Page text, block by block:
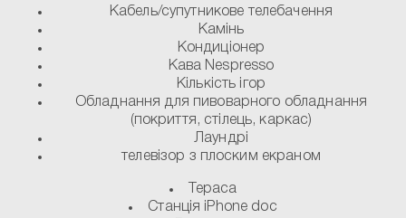
Кабель/супутникове телебачення
Камінь
Кондиціонер
Кава Nespresso
Кількість ігор
Обладнання для пивоварного обладнання
(покриття, стілець, каркас)
Лаундрі
телевізор з плоским екраном
Тераса
Станція iPhone doc